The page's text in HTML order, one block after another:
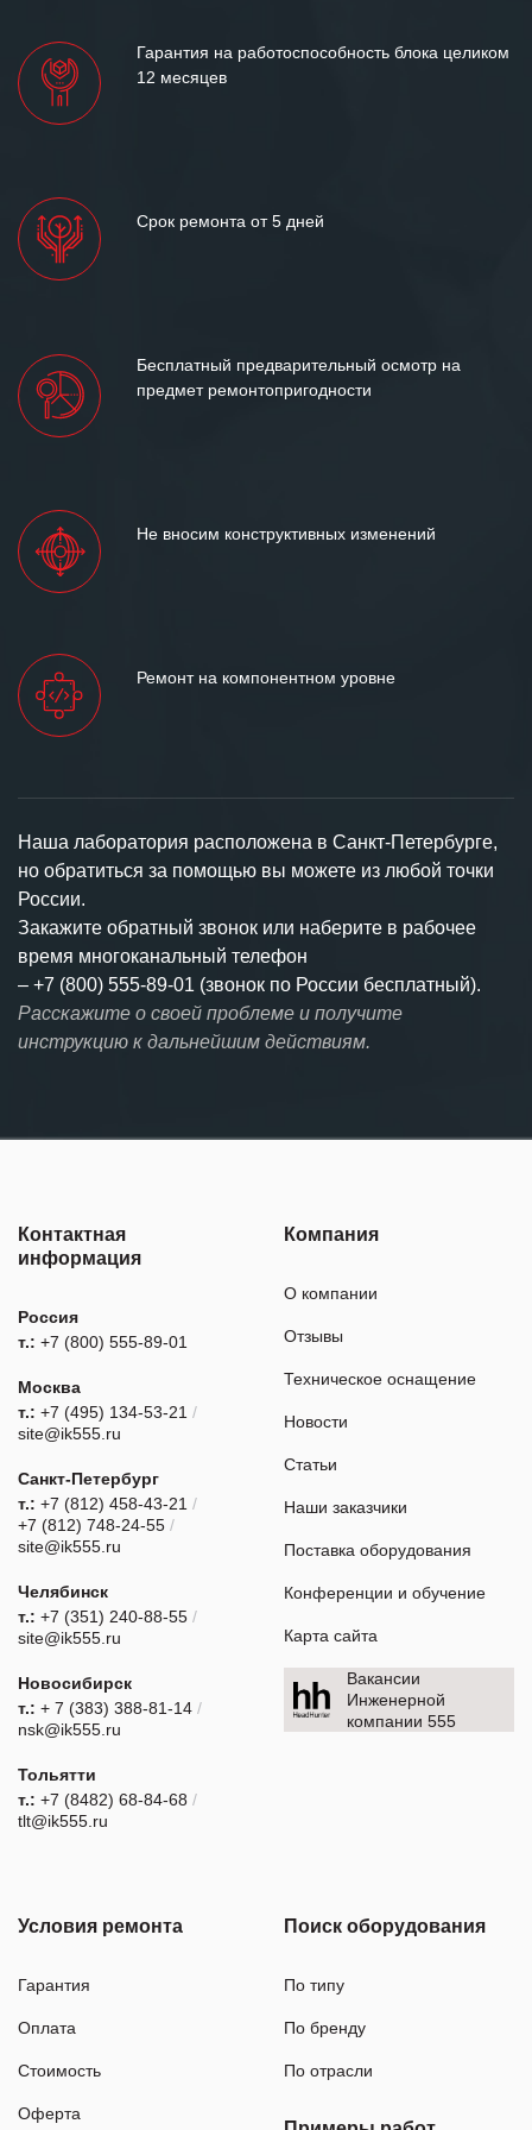
Гарантия на работоспособность блока целиком
12 месяцев
Срок ремонта от 5 дней
Бесплатный предварительный осмотр на
предмет ремонтопригодности
Не вносим конструктивных изменений
Ремонт на компонентном уровне
Наша лаборатория расположена в Санкт-Петербурге,
но обратиться за помощью вы можете из любой точки
России.
Закажите обратный звонок или наберите в рабочее
время многоканальный телефон
– +7 (800) 555-89-01 (звонок по России бесплатный).
Расскажите о своей проблеме и получите
инструкцию к дальнейшим действиям.
Контактная
информация
Россия
т.: +7 (800) 555-89-01
Москва
т.: +7 (495) 134-53-21 /
site@ik555.ru
Санкт-Петербург
т.: +7 (812) 458-43-21 /
+7 (812) 748-24-55 /
site@ik555.ru
Челябинск
т.: +7 (351) 240-88-55 /
site@ik555.ru
Новосибирск
т.: + 7 (383) 388-81-14 /
nsk@ik555.ru
Тольятти
т.: +7 (8482) 68-84-68 /
tlt@ik555.ru
Компания
О компании
Отзывы
Техническое оснащение
Новости
Статьи
Наши заказчики
Поставка оборудования
Конференции и обучение
Карта сайта
Вакансии
Инженерной
компании 555
Условия ремонта
Гарантия
Оплата
Стоимость
Оферта
Поиск оборудования
По типу
По бренду
По отрасли